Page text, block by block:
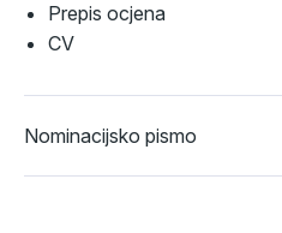
Prepis ocjena
CV
Nominacijsko pismo